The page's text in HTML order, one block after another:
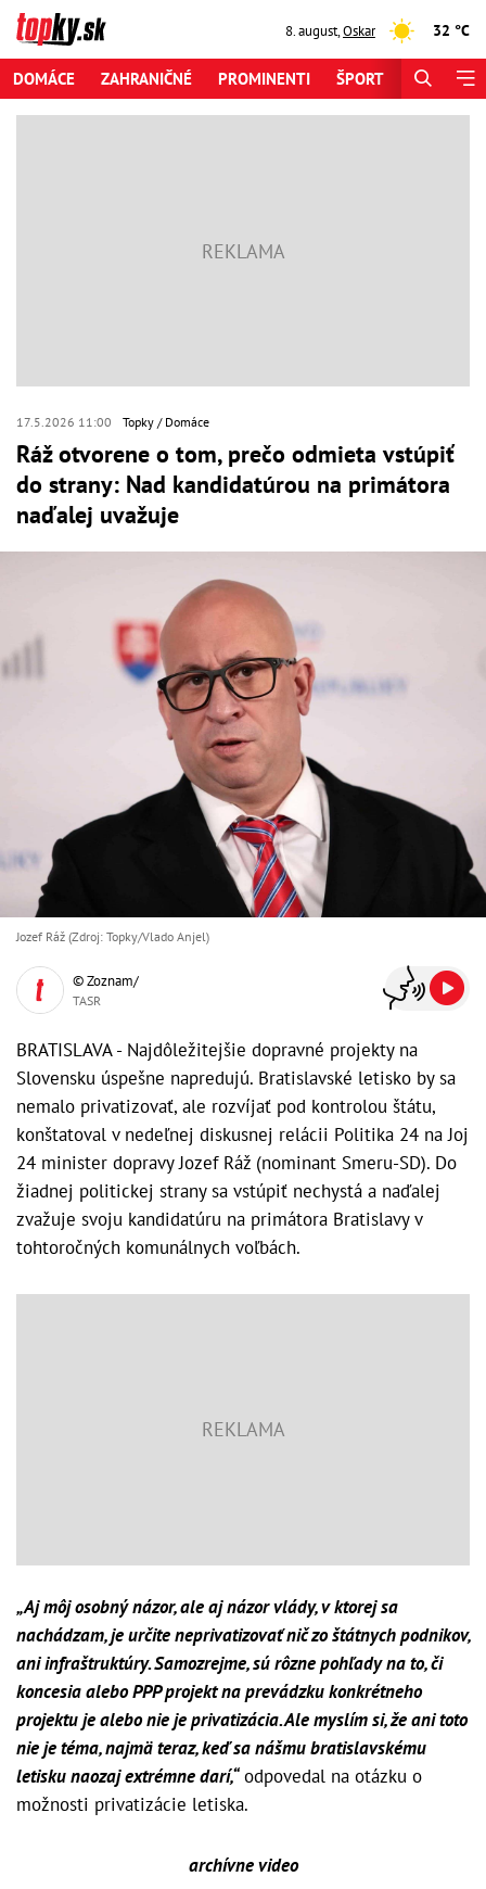
8. august,Oskar 32 °C
DOMÁCE ZAHRANIČNÉ PROMINENTI ŠPORT
17.5.2026 11:00 Topky Domáce
Ráž otvorene o tom, prečo odmieta vstúpiť
do strany: Nad kandidatúrou na primátora
naďalej uvažuje
Jozef Ráž (Zdroj: Topky/Vlado Anjel)
© Zoznam/
TASR
BRATISLAVA - Najdôležitejšie dopravné projekty na
Slovensku úspešne napredujú. Bratislavské letisko by sa
nemalo privatizovať, ale rozvíjať pod kontrolou štátu,
konštatoval v nedeľnej diskusnej relácii Politika 24 na Joj
24 minister dopravy Jozef Ráž (nominant Smeru-SD). Do
žiadnej politickej strany sa vstúpiť nechystá a naďalej
zvažuje svoju kandidatúru na primátora Bratislavy v
tohtoročných komunálnych voľbách.
„Aj môj osobný názor, ale aj názor vlády, v ktorej sa
nachádzam, je určite neprivatizovať nič zo štátnych podnikov,
ani infraštruktúry. Samozrejme, sú rôzne pohľady na to, či
koncesia alebo PPP projekt na prevádzku konkrétneho
projektu je alebo nie je privatizácia. Ale myslím si, že ani toto
nie je téma, najmä teraz, keď sa nášmu bratislavskému
letisku naozaj extrémne darí,“odpovedal na otázku o
možnosti privatizácie letiska.
archívne video